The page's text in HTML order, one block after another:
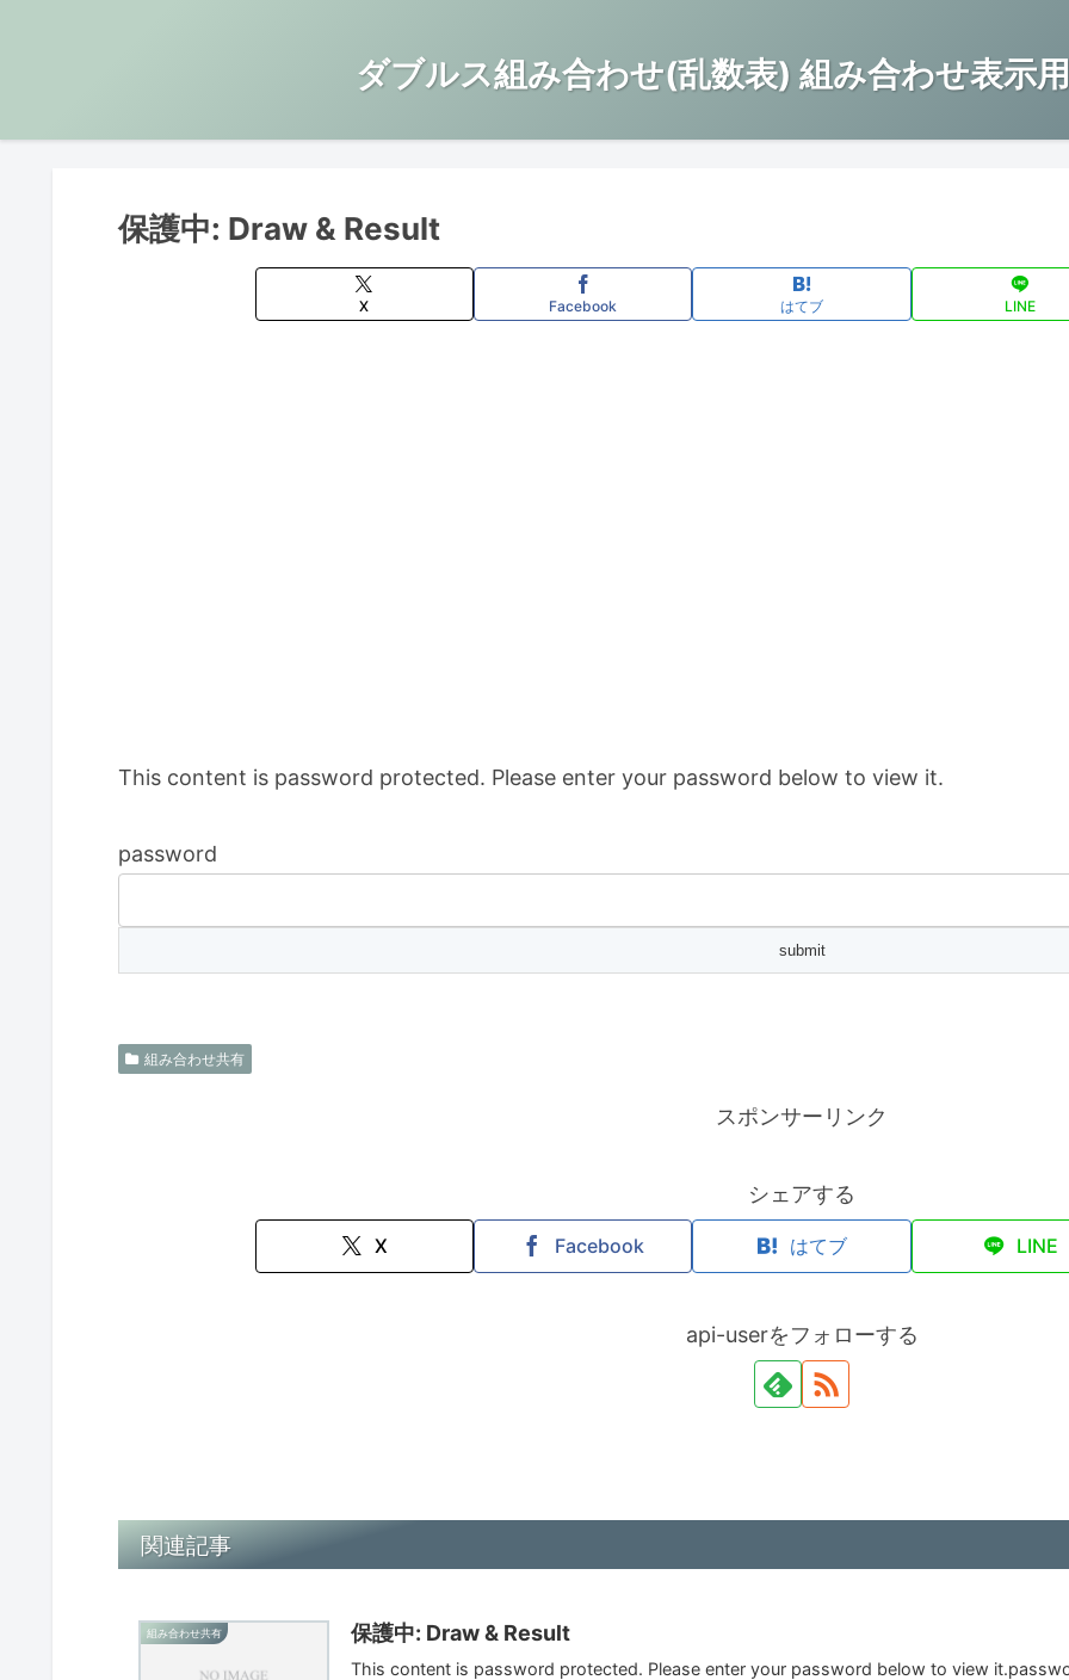
ダブルス組み合わせ(乱数表) 組み合わせ表示
保護中: Draw & Result
X Facebook はてブ LINE
This content is password protected. Please enter your password below to view it.
password
組み合わせ共有
スポンサーリンク
シェアする
X Facebook はてブ LINE
api-userをフォローする
関連記事
組み合わせ共有 保護中: Draw & Result
This content is password protected. Please enter your password below to view